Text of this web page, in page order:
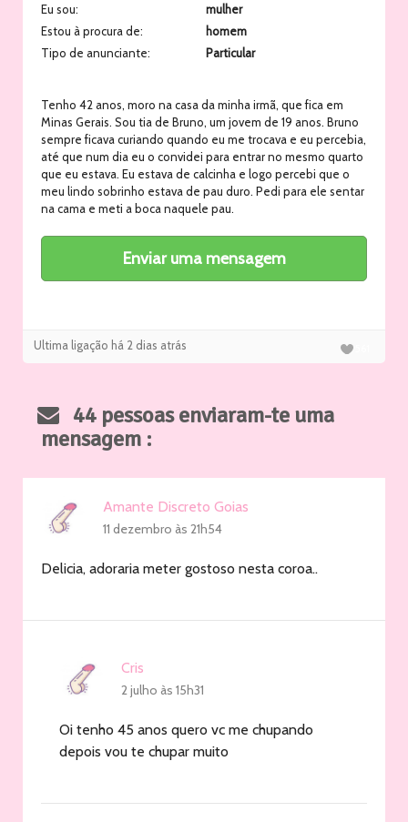
Eu sou:
mulher
Estou à procura de:
homem
Tipo de anunciante:
Particular
Tenho 42 anos, moro na casa da minha irmã, que fica em
Minas Gerais. Sou tia de Bruno, um jovem de 19 anos. Bruno
sempre ficava curiando quando eu me trocava e eu percebia,
até que num dia eu o convidei para entrar no mesmo quarto
que eu estava. Eu estava de calcinha e logo percebi que o
meu lindo sobrinho estava de pau duro. Pedi para ele sentar
na cama e meti a boca naquele pau.
Ultima ligação há 2 dias atrás
44 pessoas enviaram-te uma
mensagem :
Amante Discreto Goias
11 dezembro às 21h54
Delicia, adoraria meter gostoso nesta coroa..
Cris
2 julho às 15h31
Oi tenho 45 anos quero vc me chupando
depois vou te chupar muito